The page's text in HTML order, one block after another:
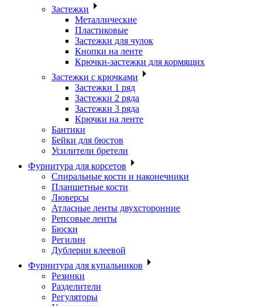
Застежки
Металлические
Пластиковые
Застежки для чулок
Кнопки на ленте
Крючки-застежки для кормящих
Застежки с крючками
Застежки 1 ряд
Застежки 2 ряда
Застежки 3 ряда
Крючки на ленте
Бантики
Бейки для бюстов
Усилители бретели
Фурнитура для корсетов
Спиральные кости и наконечники
Планшетные кости
Люверсы
Атласные ленты двухсторонние
Репсовые ленты
Бюски
Регилин
Дублерин клеевой
Фурнитура для купальников
Резинки
Разделители
Регуляторы